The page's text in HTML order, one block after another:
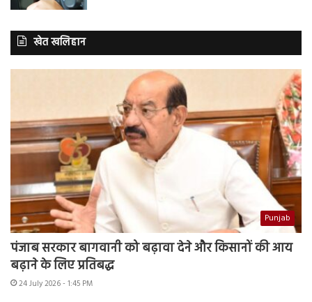
खेत खलिहान
Punjab
पंजाब सरकार बागवानी को बढ़ावा देने और किसानों की आय
बढ़ाने के लिए प्रतिबद्ध
24 July 2026 - 1:45 PM